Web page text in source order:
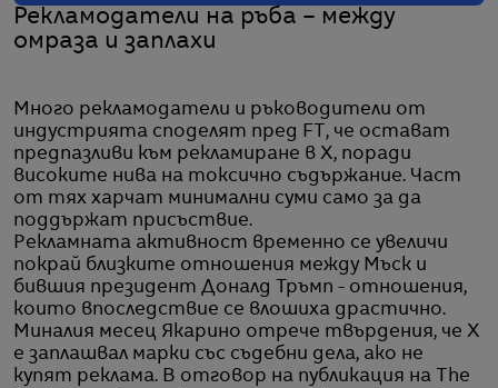
Рекламодатели на ръба – между
омраза и заплахи
Много рекламодатели и ръководители от
индустрията споделят пред FT, че остават
предпазливи към рекламиране в X, поради
високите нива на токсично съдържание. Част
от тях харчат минимални суми само за да
поддържат присъствие.
Рекламната активност временно се увеличи
покрай близките отношения между Мъск и
бившия президент Доналд Тръмп - отношения,
които впоследствие се влошиха драстично.
Миналия месец Якарино отрече твърдения, че X
е заплашвал марки със съдебни дела, ако не
купят реклама. В отговор на публикация на The